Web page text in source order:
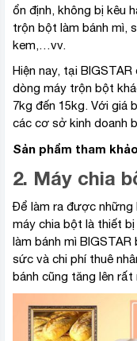
ổn định, không bị kêu
trộn bột làm bánh mì,
kem,…vv.
Hiện nay, tại
dòng máy trộn bột
7kg đến 15kg. Với giá
các cơ sở kinh doanh
Sản phẩm tham
2. Máy chia
Để làm ra được những
máy chia bột là thiết
làm bánh mì
sức và chi phí thuê
bánh cũng tăng lên rất